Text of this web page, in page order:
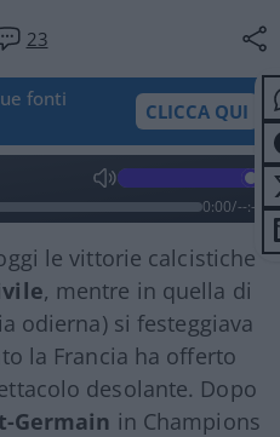
23
fonti
CLICCA QUI
0:00/--:--
le vittorie calcistiche
, mentre in quella di
odierna) si festeggiava
la Francia ha offerto
desolante. Dopo
Germain in Champions